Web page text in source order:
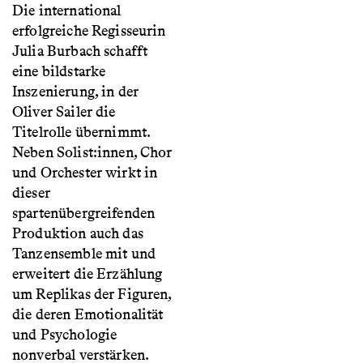
Die international
erfolgreiche Regisseurin
Julia Burbach schafft
eine bildstarke
Inszenierung, in der
Oliver Sailer die
Titelrolle übernimmt.
Neben Solist:innen, Chor
und Orchester wirkt in
dieser
spartenübergreifenden
Produktion auch das
Tanzensemble mit und
erweitert die Erzählung
um Replikas der Figuren,
die deren Emotionalität
und Psychologie
nonverbal verstärken.